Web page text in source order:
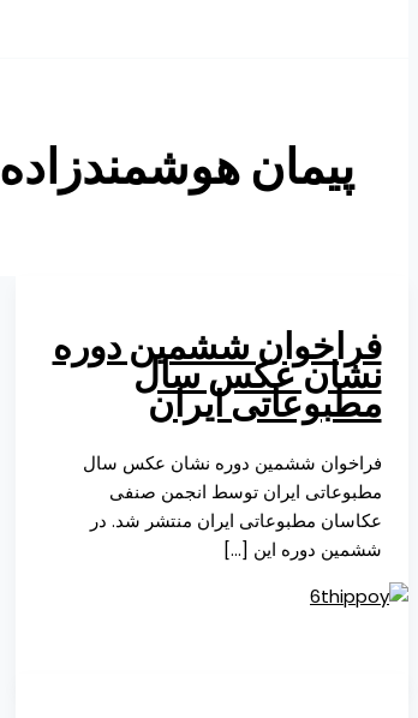
پیمان هوشمندزاده
فراخوان ششمین دوره
نشان عکس سال
مطبوعاتی ایران
فراخوان ششمین دوره نشان عکس سال
مطبوعاتی ایران توسط انجمن صنفی
عکاسان مطبوعاتی ایران منتشر شد. در
ششمین دوره این […]